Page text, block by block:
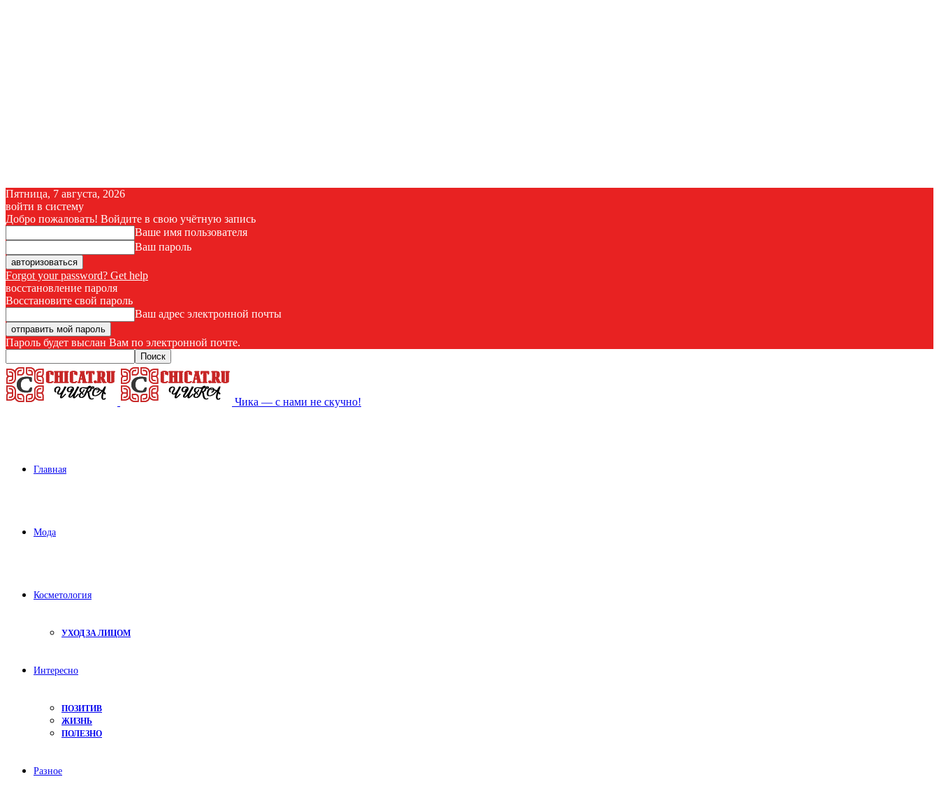
Пятница, 7 августа, 2026
войти в систему
Добро пожаловать! Войдите в свою учётную запись
Ваше имя пользователя
Ваш пароль
Forgot your password? Get help
восстановление пароля
Восстановите свой пароль
Ваш адрес электронной почты
Пароль будет выслан Вам по электронной почте.
Чика — с нами не скучно!
Главная
Мода
Косметология
УХОД ЗА ЛИЦОМ
Интересно
ПОЗИТИВ
ЖИЗНЬ
ПОЛЕЗНО
Разное